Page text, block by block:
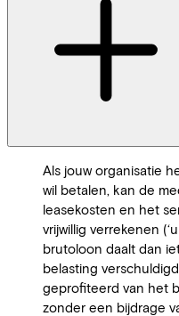
Als jouw organisatie
wil betalen, kan de
leasekosten en het
vrijwillig verrekenen
brutoloon daalt dan
belasting
geprofiteerd van het
zonder een bijdrage